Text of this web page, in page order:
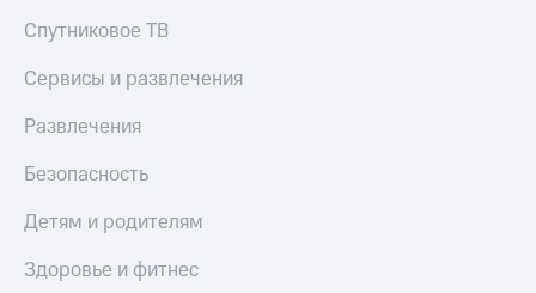
Спутниковое ТВ
Сервисы и развлечения
Развлечения
Безопасность
Детям и родителям
Здоровье и фитнес